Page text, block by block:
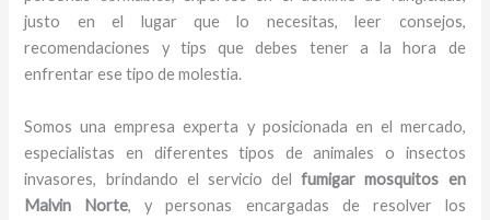
justo en el lugar que lo necesitas, leer consejos,
recomendaciones y tips que debes tener a la hora de
enfrentar ese tipo de molestia.
Somos una empresa experta y posicionada en el mercado,
especialistas en diferentes tipos de animales o insectos
invasores, brindando el servicio delfumigar mosquitos en
Malvin Norte, y personas encargadas de resolver los